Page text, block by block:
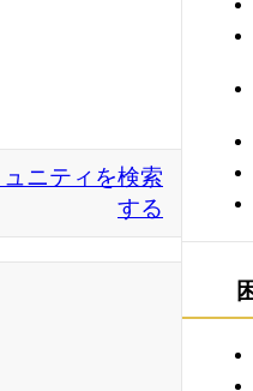
ニティを検索
する